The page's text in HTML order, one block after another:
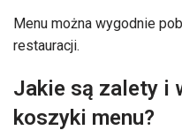
Menu można wygodnie
restauracji.
Jakie są zalety i
koszyki menu?